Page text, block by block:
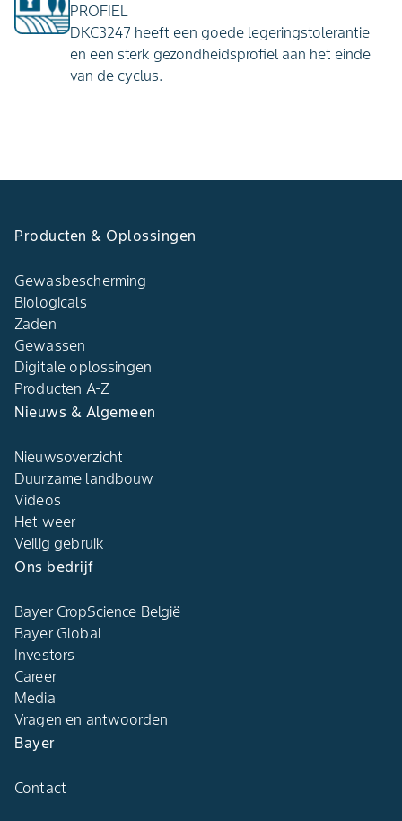
PROFIEL
DKC3247 heeft een goede legeringstolerantie
en een sterk gezondheidsprofiel aan het einde
van de cyclus.
Producten & Oplossingen​
Gewasbescherming
Biologicals
Zaden
Gewassen
Digitale oplossingen​
Producten A-Z​
Nieuws & Algemeen​
Nieuwsoverzicht
Duurzame landbouw​
Videos
Het weer​
Veilig gebruik
Ons bedrijf​
Bayer CropScience België​
Bayer Global
Investors
Career
Media
Vragen en antwoorden​
Bayer
Contact